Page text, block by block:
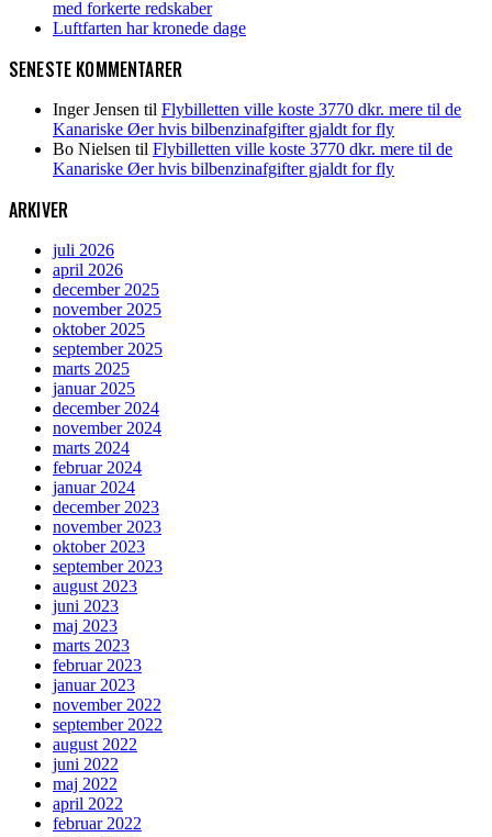
med forkerte redskaber
Luftfarten har kronede dage
SENESTE KOMMENTARER
Inger Jensen til Flybilletten ville koste 3770 dkr. mere til de
Kanariske Øer hvis bilbenzinafgifter gjaldt for fly
Bo Nielsen til Flybilletten ville koste 3770 dkr. mere til de
Kanariske Øer hvis bilbenzinafgifter gjaldt for fly
ARKIVER
juli 2026
april 2026
december 2025
november 2025
oktober 2025
september 2025
marts 2025
januar 2025
december 2024
november 2024
marts 2024
februar 2024
januar 2024
december 2023
november 2023
oktober 2023
september 2023
august 2023
juni 2023
maj 2023
marts 2023
februar 2023
januar 2023
november 2022
september 2022
august 2022
juni 2022
maj 2022
april 2022
februar 2022